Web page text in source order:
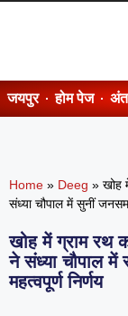
जयपुर होम पेज
Home » Deeg » खोह
संध्या चौपाल में सुनीं
खोह में ग्राम रथ
ने संध्या चौपाल
महत्वपूर्ण निर्णय